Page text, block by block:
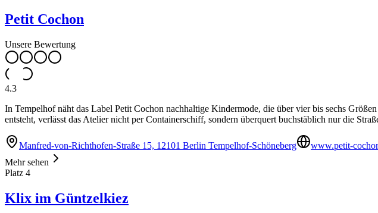
Petit Cochon
Unsere Bewertung
4.3
In Tempelhof näht das Label Petit Cochon nachhaltige Kindermode, die über vier bis sechs
entsteht, verlässt das Atelier nicht per Containerschiff, sondern überquert buchstäblich nur die
Manfred-von-Richthofen-Straße 15, 12101 Berlin Tempelhof-Schöneberg
www.petit-
Mehr sehen
Platz 4
Klix im Güntzelkiez